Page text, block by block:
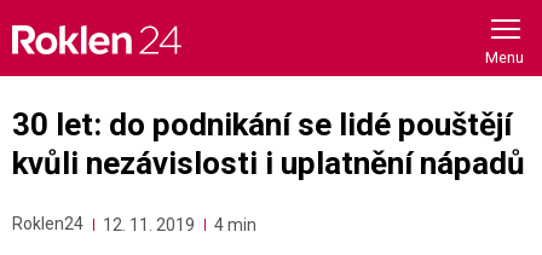
content
30 let: do podnikání se lidé pouštějí
kvůli nezávislosti i uplatnění nápadů
Roklen24 12. 11. 2019 4 min